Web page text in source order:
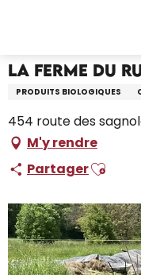
principal
La Ferme du
PRODUITS BIOLOGIQUES
454 route des
M'y rendre
PartagerAjouter